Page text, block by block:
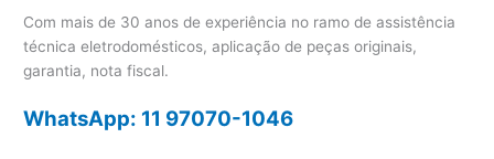
Com mais de 30 anos de experiência no ramo de assistência
técnica eletrodomésticos, aplicação de peças originais,
garantia, nota fiscal.
WhatsApp: 11 97070-1046